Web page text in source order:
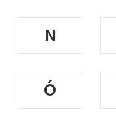
N
Ó